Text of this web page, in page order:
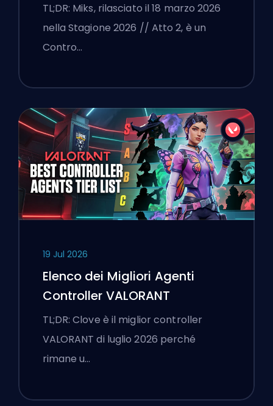
TL;DR: Miks, rilasciato il 18 marzo 2026
nella Stagione 2026 // Atto 2, è un
Contro…
19 Jul 2026
Elenco dei Migliori Agenti
Controller VALORANT
TL;DR: Clove è il miglior controller
VALORANT di luglio 2026 perché
rimane u…